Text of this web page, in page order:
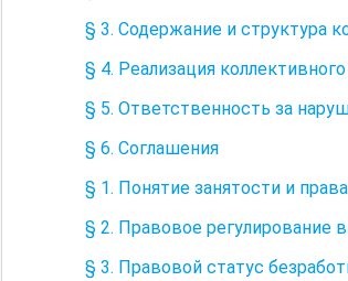
§ 3. Содержание и структура
§ 4. Реализация
§ 5. Ответственность за
§ 6. Соглашения
§ 1. Понятие занятости и
§ 2. Правовое регулирование
§ 3. Правовой статус